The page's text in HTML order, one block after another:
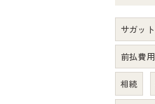
サガット
前払費用
相続